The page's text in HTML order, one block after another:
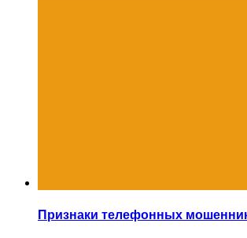
Признаки телефонных